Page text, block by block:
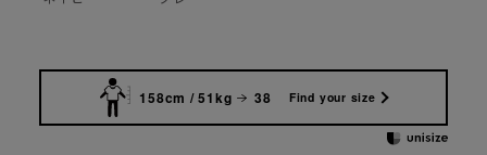
158cm / 51kg 38 Find your size